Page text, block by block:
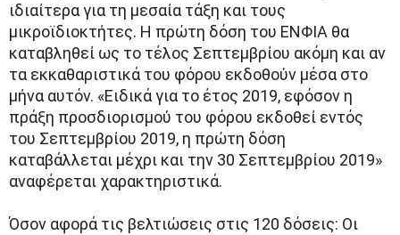
ιδιαίτερα για τη μεσαία τάξη και τους
μικροϊδιοκτήτες. H πρώτη δόση του ΕΝΦΙΑ θα
καταβληθεί ως το τέλος Σεπτεμβρίου ακόμη και αν
τα εκκαθαριστικά του φόρου εκδοθούν μέσα στο
μήνα αυτόν. «Ειδικά για το έτος 2019, εφόσον η
πράξη προσδιορισμού του φόρου εκδοθεί εντός
του Σεπτεμβρίου 2019, η πρώτη δόση
καταβάλλεται μέχρι και την 30 Σεπτεμβρίου 2019»
αναφέρεται χαρακτηριστικά.
Όσον αφορά τις βελτιώσεις στις 120 δόσεις: Οι